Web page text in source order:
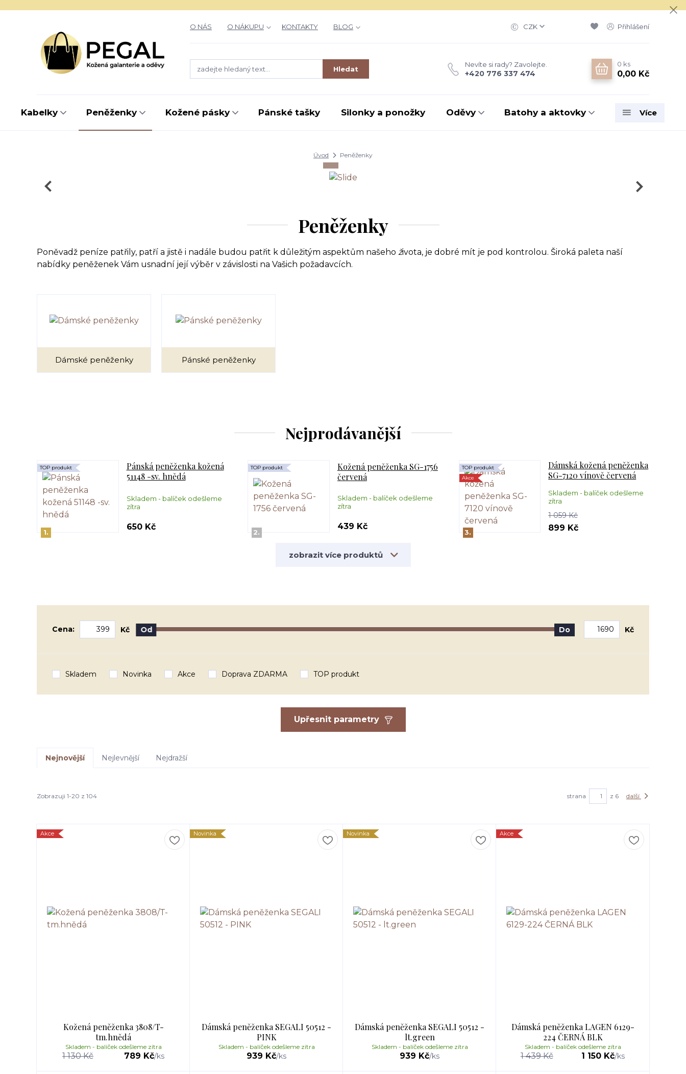
O NÁS O NÁKUPU KONTAKTY BLOG CZK Přihlášení
Hledat
Nevíte si rady? Zavolejte.
+420 776 337 474
0 ks
0,00 Kč
Kabelky Peněženky Kožené pásky Pánské tašky Silonky a ponožky Oděvy Batohy a aktovky Více
Úvod Peněženky
Peněženky
Poněvadž peníze patřily, patří a jistě i nadále budou patřit k důležitým aspektům našeho života, je dobré mít je pod kontrolou. Široká paleta naší
nabídky peněženek Vám usnadní její výběr v závislosti na Vašich požadavcích.
Dámské peněženky Pánské peněženky
Nejprodávanější
1.
Pánská peněženka kožená
51148 -sv. hnědá
Skladem - balíček odešleme
zítra
TOP produkt
650 Kč
2.
Kožená peněženka SG-1756
červená
Skladem - balíček odešleme
zítra
TOP produkt
439 Kč
3.
Dámská kožená peněženka
SG-7120 vínově červená
Skladem - balíček odešleme
zítra
TOP produkt
Akce
1 059 Kč
899 Kč
zobrazit více produktů
Upřesnit parametry
Cena: Kč Od Do Kč
Skladem Novinka Akce Doprava ZDARMA TOP produkt
Nejnovější Nejlevnější Nejdražší
Zobrazuji 1-20 z 104 strana z 6 další
Akce
Kožená peněženka 3808/T-
tm.hnědá
1 130 Kč 789 Kč/ks
Skladem - balíček odešleme zítra
Novinka
Dámská peněženka SEGALI 50512 -
PINK
939 Kč/ks
Skladem - balíček odešleme zítra
Novinka
Dámská peněženka SEGALI 50512 -
lt.green
939 Kč/ks
Skladem - balíček odešleme zítra
Akce
Dámská peněženka LAGEN 6129-
224 ČERNÁ BLK
1 439 Kč 1 150 Kč/ks
Skladem - balíček odešleme zítra